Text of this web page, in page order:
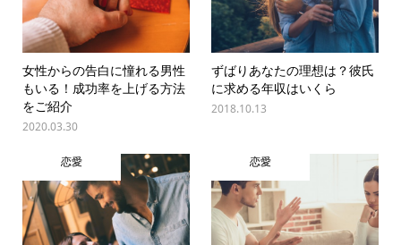
女性からの告白に憧れる男性
もいる！成功率を上げる方法
をご紹介
2020.03.30
ずばりあなたの理想は？彼氏
に求める年収はいくら
2018.10.13
恋愛 恋愛